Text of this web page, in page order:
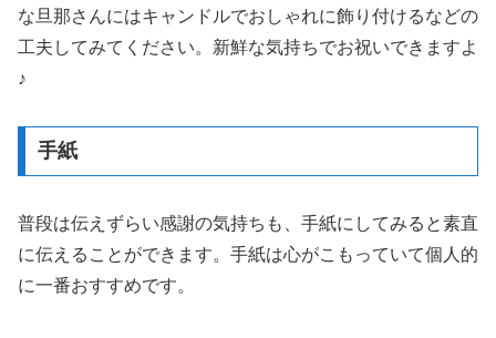
な旦那さんにはキャンドルでおしゃれに飾り付けるなどの
工夫してみてください。新鮮な気持ちでお祝いできますよ
♪
手紙
普段は伝えずらい感謝の気持ちも、手紙にしてみると素直
に伝えることができます。手紙は心がこもっていて個人的
に一番おすすめです。